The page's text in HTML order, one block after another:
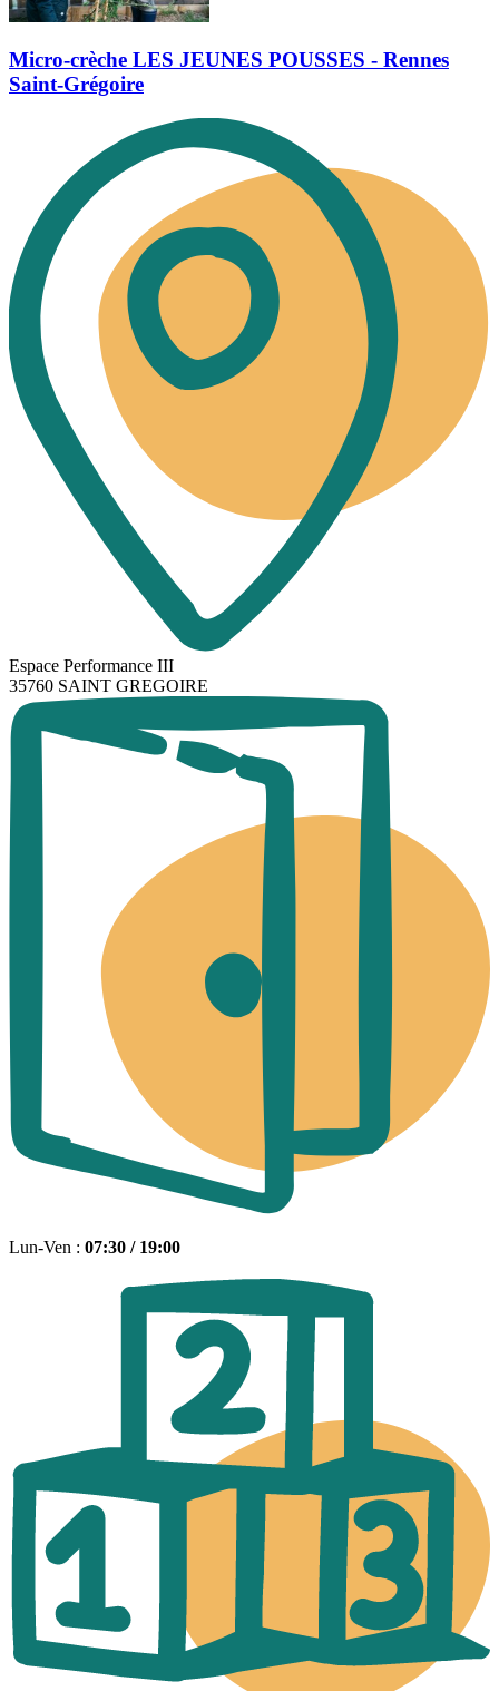
Micro-crèche LES JEUNES POUSSES - Rennes
Saint-Grégoire
Espace Performance III
35760 SAINT GREGOIRE
Lun-Ven : 07:30 / 19:00